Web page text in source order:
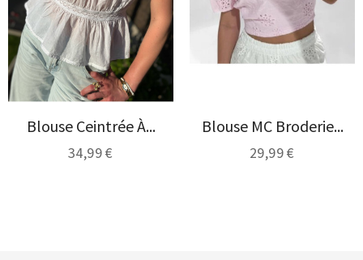
Blouse Ceintrée À...
34,99 €
Blouse MC Broderie...
29,99 €